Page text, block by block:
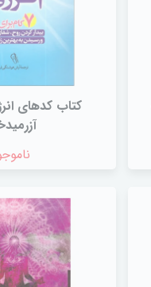
کتاب کدهای